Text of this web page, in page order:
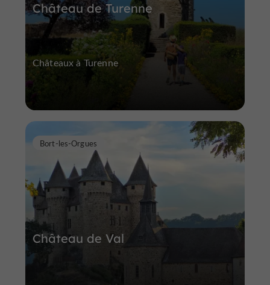
Château de Turenne
Châteaux à Turenne
Château de Val
Bort-les-Orgues